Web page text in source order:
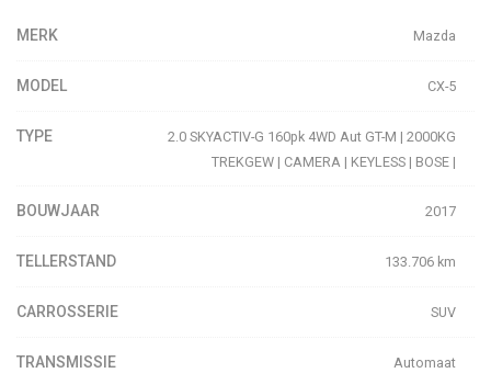
MERK Mazda
MODEL CX-5
TYPE
2.0 SKYACTIV-G 160pk 4WD Aut GT-M | 2000KG
TREKGEW | CAMERA | KEYLESS | BOSE |
BOUWJAAR 2017
TELLERSTAND 133.706 km
CARROSSERIE SUV
TRANSMISSIE Automaat